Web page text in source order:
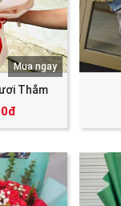
Thắm
Mua ngay